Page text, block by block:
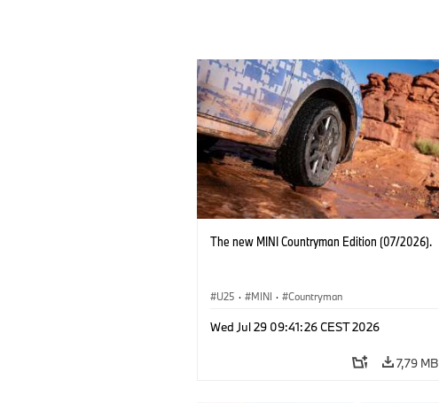
The new MINI Countryman Edition (07/2026).
U25 · MINI · Countryman
Wed Jul 29 09:41:26 CEST 2026
7,79 MB